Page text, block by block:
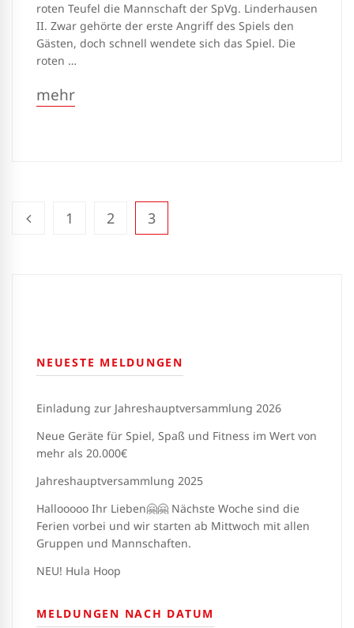
roten Teufel die Mannschaft der SpVg. Linderhausen
II. Zwar gehörte der erste Angriff des Spiels den
Gästen, doch schnell wendete sich das Spiel. Die
roten …
mehr
1 2 3
NEUESTE MELDUNGEN
Einladung zur Jahreshauptversammlung 2026
Neue Geräte für Spiel, Spaß und Fitness im Wert von
mehr als 20.000€
Jahreshauptversammlung 2025
Hallooooo Ihr Lieben🤗🤗 Nächste Woche sind die
Ferien vorbei und wir starten ab Mittwoch mit allen
Gruppen und Mannschaften.
NEU! Hula Hoop
MELDUNGEN NACH DATUM